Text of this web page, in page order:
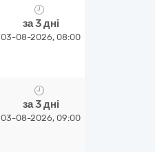
за 3 дні
03-08-2026, 08:00
за 3 дні
03-08-2026, 09:00